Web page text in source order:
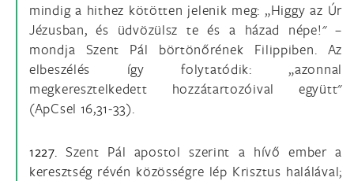
mindig a hithez kötötten jelenik meg: „Higgy az Úr
Jézusban, és üdvözülsz te és a házad népe!" –
mondja Szent Pál börtönőrének Filippiben. Az
elbeszélés így folytatódik: „azonnal
megkeresztelkedett hozzátartozóival együtt"
(ApCsel 16,31-33).
1227.Szent Pál apostol szerint a hívő ember a
keresztség révén közösségre lép Krisztus halálával;